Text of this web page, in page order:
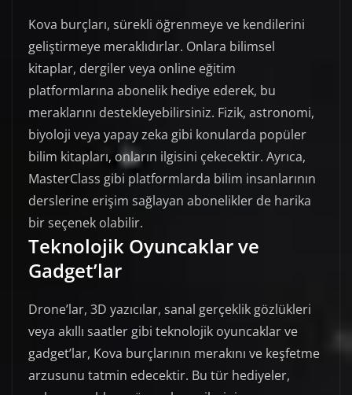
Kova burçları, sürekli öğrenmeye ve kendilerini
geliştirmeye meraklıdırlar. Onlara bilimsel
kitaplar, dergiler veya online eğitim
platformlarına abonelik hediye ederek, bu
meraklarını destekleyebilirsiniz. Fizik, astronomi,
biyoloji veya yapay zeka gibi konularda popüler
bilim kitapları, onların ilgisini çekecektir. Ayrıca,
MasterClass gibi platformlarda bilim insanlarının
derslerine erişim sağlayan abonelikler de harika
bir seçenek olabilir.
Teknolojik Oyuncaklar ve
Gadget’lar
Drone’lar, 3D yazıcılar, sanal gerçeklik gözlükleri
veya akıllı saatler gibi teknolojik oyuncaklar ve
gadget’lar, Kova burçlarının merakını ve keşfetme
arzusunu tatmin edecektir. Bu tür hediyeler,